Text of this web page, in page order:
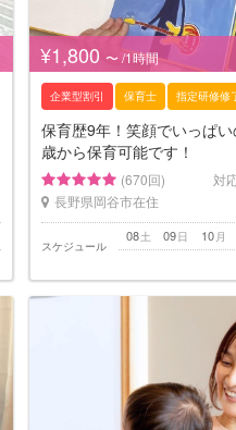
¥1,800 〜 /1時間
企業型割引 保育士 指定研修修
保育歴9年！笑顔でいっぱ
歳から保育可能です！
(670回) 対
長野県岡谷市在住
スケジュール
土
08 日
09 月
10